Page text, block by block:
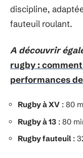
discipline,
fauteuil roulant.
A découvrir
rugby :
performances
Rugby à XV : 80
Rugby à 13 : 80
Rugby fauteuil: